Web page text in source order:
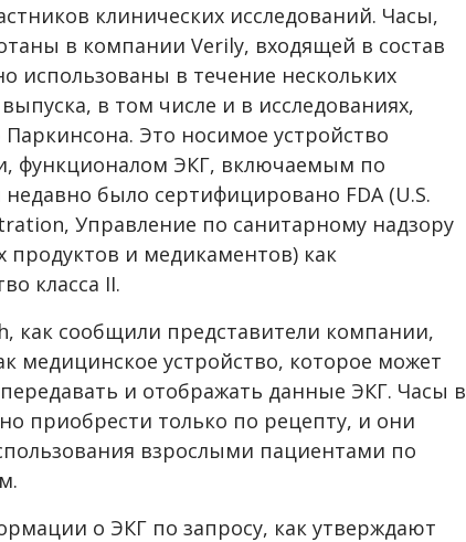
клинических исследований. Часы,
в компании Verily, входящей в состав
использованы в течение нескольких
в том числе и в исследованиях,
Это носимое устройство
функционалом ЭКГ, включаемым по
было сертифицировано FDA (U.S.
Управление по санитарному надзору
и медикаментов) как
класса II.
как сообщили представители компании,
медицинское устройство, которое может
и отображать данные ЭКГ. Часы в
приобрести только по рецепту, и они
взрослыми пациентами по
о ЭКГ по запросу, как утверждают